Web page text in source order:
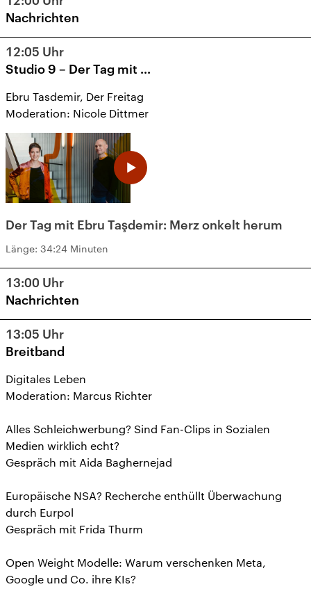
Nachrichten
12:05 Uhr
Studio 9 – Der Tag mit ...
Ebru Tasdemir, Der Freitag
Moderation: Nicole Dittmer
Der Tag mit Ebru Taşdemir: Merz onkelt herum
Länge: 34:24 Minuten
13:00 Uhr
Nachrichten
13:05 Uhr
Breitband
Digitales Leben
Moderation: Marcus Richter
Alles Schleichwerbung? Sind Fan-Clips in Sozialen
Medien wirklich echt?
Gespräch mit Aida Baghernejad
Europäische NSA? Recherche enthüllt Überwachung
durch Eurpol
Gespräch mit Frida Thurm
Open Weight Modelle: Warum verschenken Meta,
Google und Co. ihre KIs?